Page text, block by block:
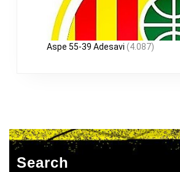
Aspe 55-39 Adesavi (4.087)
Search